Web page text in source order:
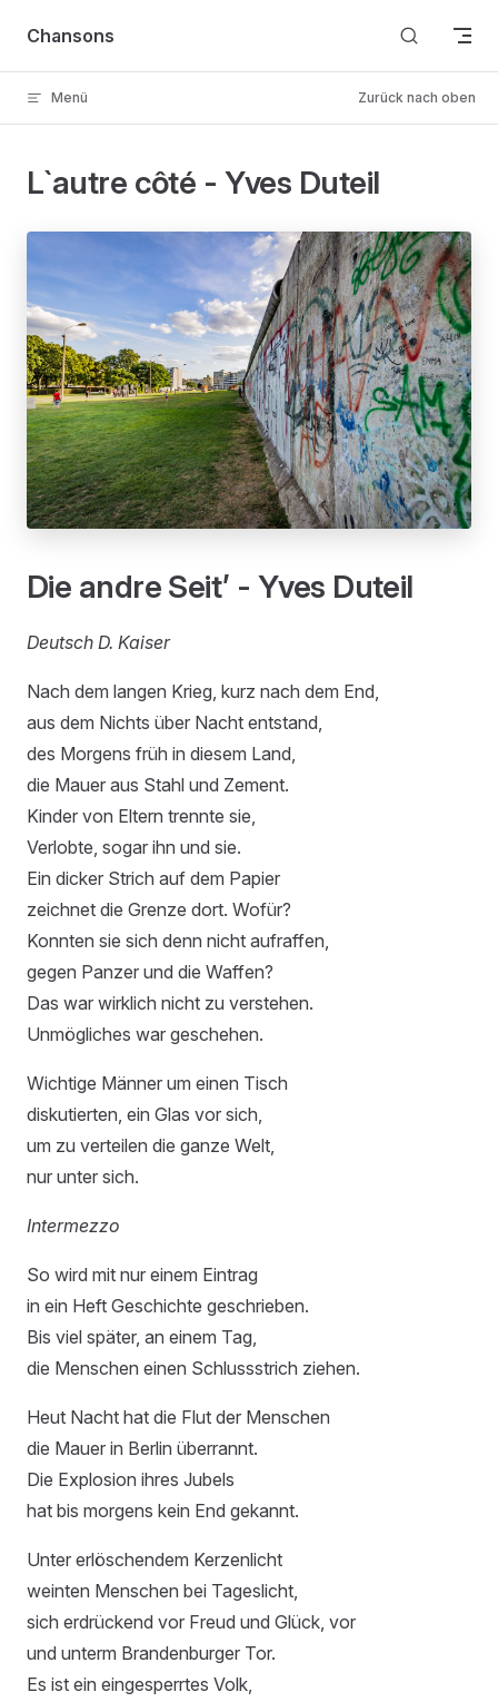
Skip to content
Chansons
Menü Zurück nach oben
L`autre côté - Yves Duteil
Die andre Seit’ - Yves Duteil
Deutsch D. Kaiser
Nach dem langen Krieg, kurz nach dem End,
aus dem Nichts über Nacht entstand,
des Morgens früh in diesem Land,
die Mauer aus Stahl und Zement.
Kinder von Eltern trennte sie,
Verlobte, sogar ihn und sie.
Ein dicker Strich auf dem Papier
zeichnet die Grenze dort. Wofür?
Konnten sie sich denn nicht aufraffen,
gegen Panzer und die Waffen?
Das war wirklich nicht zu verstehen.
Unmögliches war geschehen.
Wichtige Männer um einen Tisch
diskutierten, ein Glas vor sich,
um zu verteilen die ganze Welt,
nur unter sich.
Intermezzo
So wird mit nur einem Eintrag
in ein Heft Geschichte geschrieben.
Bis viel später, an einem Tag,
die Menschen einen Schlussstrich ziehen.
Heut Nacht hat die Flut der Menschen
die Mauer in Berlin überrannt.
Die Explosion ihres Jubels
hat bis morgens kein End gekannt.
Unter erlöschendem Kerzenlicht
weinten Menschen bei Tageslicht,
sich erdrückend vor Freud und Glück, vor
und unterm Brandenburger Tor.
Es ist ein eingesperrtes Volk,